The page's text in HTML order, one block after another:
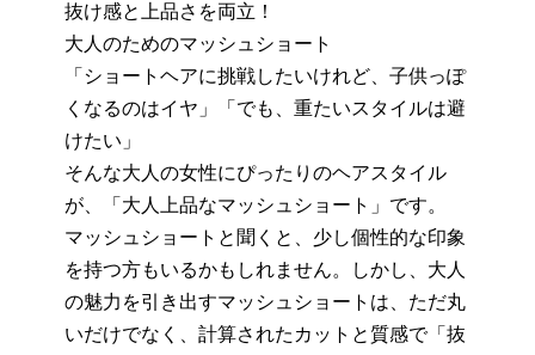
抜け感と上品さを両立！
大人のためのマッシュショート
「ショートヘアに挑戦したいけれど、子供っぽ
くなるのはイヤ」「でも、重たいスタイルは避
けたい」
そんな大人の女性にぴったりのヘアスタイル
が、「大人上品なマッシュショート」です。
マッシュショートと聞くと、少し個性的な印象
を持つ方もいるかもしれません。しかし、大人
の魅力を引き出すマッシュショートは、ただ丸
いだけでなく、計算されたカットと質感で「抜